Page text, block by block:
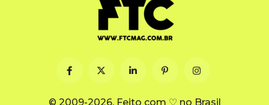
© 2009-2026. Feito com ♡ no Brasil